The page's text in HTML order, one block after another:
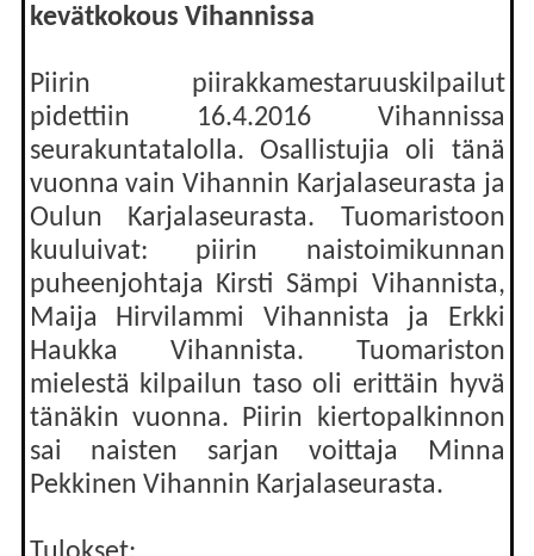
kevätkokous Vihannissa
Piirin piirakkamestaruuskilpailut
pidettiin 16.4.2016 Vihannissa
seurakuntatalolla. Osallistujia oli tänä
vuonna vain Vihannin Karjalaseurasta ja
Oulun Karjalaseurasta. Tuomaristoon
kuuluivat: piirin naistoimikunnan
puheenjohtaja Kirsti Sämpi Vihannista,
Maija Hirvilammi Vihannista ja Erkki
Haukka Vihannista. Tuomariston
mielestä kilpailun taso oli erittäin hyvä
tänäkin vuonna. Piirin kiertopalkinnon
sai naisten sarjan voittaja Minna
Pekkinen Vihannin Karjalaseurasta.